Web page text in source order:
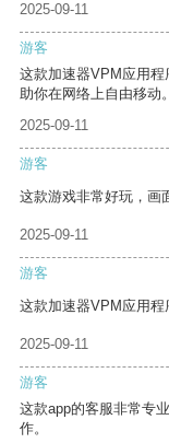
2025-09-11
游客
这款加速器VPM应用
助你在网络上自由移动。
2025-09-11
游客
这款游戏非常好玩，画
2025-09-11
游客
这款加速器VPM应用程
2025-09-11
游客
这款app的客服非常专
作。